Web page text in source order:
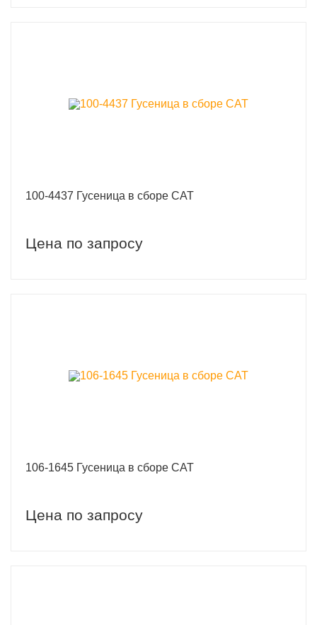
100-4437 Гусеница в сборе CAT
Цена по запросу
106-1645 Гусеница в сборе CAT
Цена по запросу